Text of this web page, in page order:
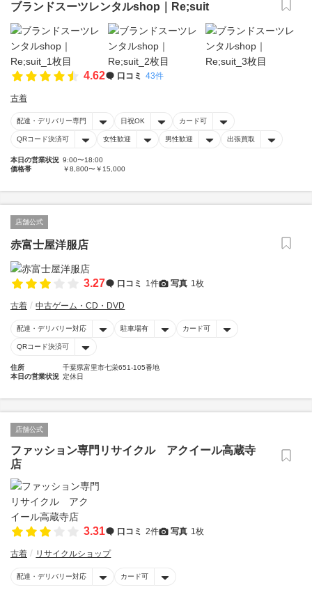
ブランドスーツレンタルshop｜Re;suit
4.62 口コミ 43件
古着
配達・デリバリー専門 日祝OK カード可
QRコード決済可 女性歓迎 男性歓迎 出張買取
本日の営業状況 9:00〜18:00
価格帯
￥8,800〜￥15,000
店舗公式
赤富士屋洋服店
3.27 口コミ 1件 写真 1枚
古着 中古ゲーム・CD・DVD
配達・デリバリー対応 駐車場有 カード可
QRコード決済可
住所
千葉県富里市七栄651-105番地
本日の営業状況 定休日
店舗公式
ファッション専門リサイクル アクイール高蔵寺
店
3.31 口コミ 2件 写真 1枚
古着 リサイクルショップ
配達・デリバリー対応 カード可